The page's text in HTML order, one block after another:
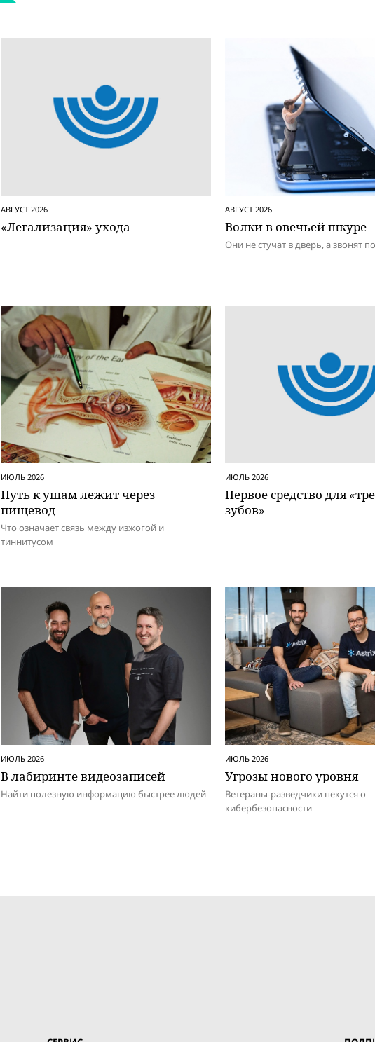
АВГУСТ 2026
«Легализация» ухода
АВГУСТ 2026
Волки в овечьей шкуре
Они не стучат в дверь, а звонят
ИЮЛЬ 2026
Путь к ушам лежит через
пищевод
Что означает связь между изжогой и
тиннитусом
ИЮЛЬ 2026
Первое средство для
зубов»
ИЮЛЬ 2026
В лабиринте видеозаписей
Найти полезную информацию быстрее людей
ИЮЛЬ 2026
Угрозы нового уровня
Ветераны-разведчики пекутся о
кибербезопасности